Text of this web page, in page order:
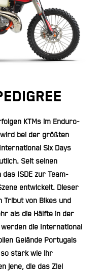
KTMs im Enduro-
bei der größten
Six Days
Seit seinen
ISDE zur Team-
entwickelt. Dieser
von Bikes und
als die Hälfte in der
die International
Gelände Portugals
stark wie ihr
jene, die das Ziel